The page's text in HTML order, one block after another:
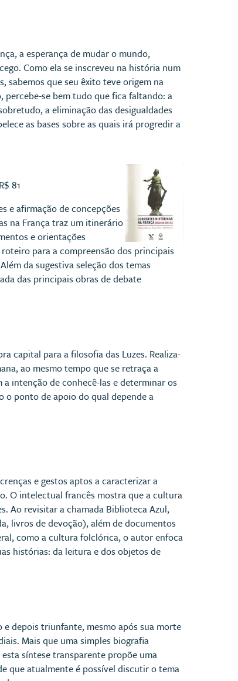
a esperança de mudar o mundo,
Como ela se inscreveu na história num
sabemos que seu êxito teve origem na
percebe-se bem tudo que fica faltando: a
a eliminação das desigualdades
as bases sobre as quais irá progredir a
81
e afirmação de concepções
na França traz um itinerário
e orientações
para a compreensão dos principais
da sugestiva seleção dos temas
das principais obras de debate
capital para a filosofia das Luzes. Realiza-
ao mesmo tempo que se retraça a
intenção de conhecê-las e determinar os
o ponto de apoio do qual depende a
e gestos aptos a caracterizar a
O intelectual francês mostra que a cultura
Ao revisitar a chamada Biblioteca Azul,
livros de devoção), além de documentos
como a cultura folclórica, o autor enfoca
histórias: da leitura e dos objetos de
depois triunfante, mesmo após sua morte
Mais que uma simples biografia
síntese transparente propõe uma
que atualmente é possível discutir o tema